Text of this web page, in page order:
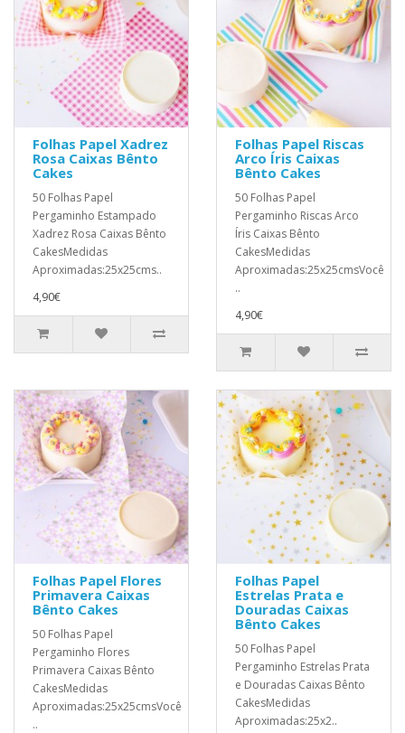
Folhas Papel Xadrez
Rosa Caixas Bênto
Cakes
50 Folhas Papel
Pergaminho Estampado
Xadrez Rosa Caixas Bênto
CakesMedidas
Aproximadas:25x25cms..
4,90€
Folhas Papel Riscas
Arco Íris Caixas
Bênto Cakes
50 Folhas Papel
Pergaminho Riscas Arco
Íris Caixas Bênto
CakesMedidas
Aproximadas:25x25cmsVocê
..
4,90€
Folhas Papel Flores
Primavera Caixas
Bênto Cakes
50 Folhas Papel
Pergaminho Flores
Primavera Caixas Bênto
CakesMedidas
Aproximadas:25x25cmsVocê
..
Folhas Papel
Estrelas Prata e
Douradas Caixas
Bênto Cakes
50 Folhas Papel
Pergaminho Estrelas Prata
e Douradas Caixas Bênto
CakesMedidas
Aproximadas:25x2..